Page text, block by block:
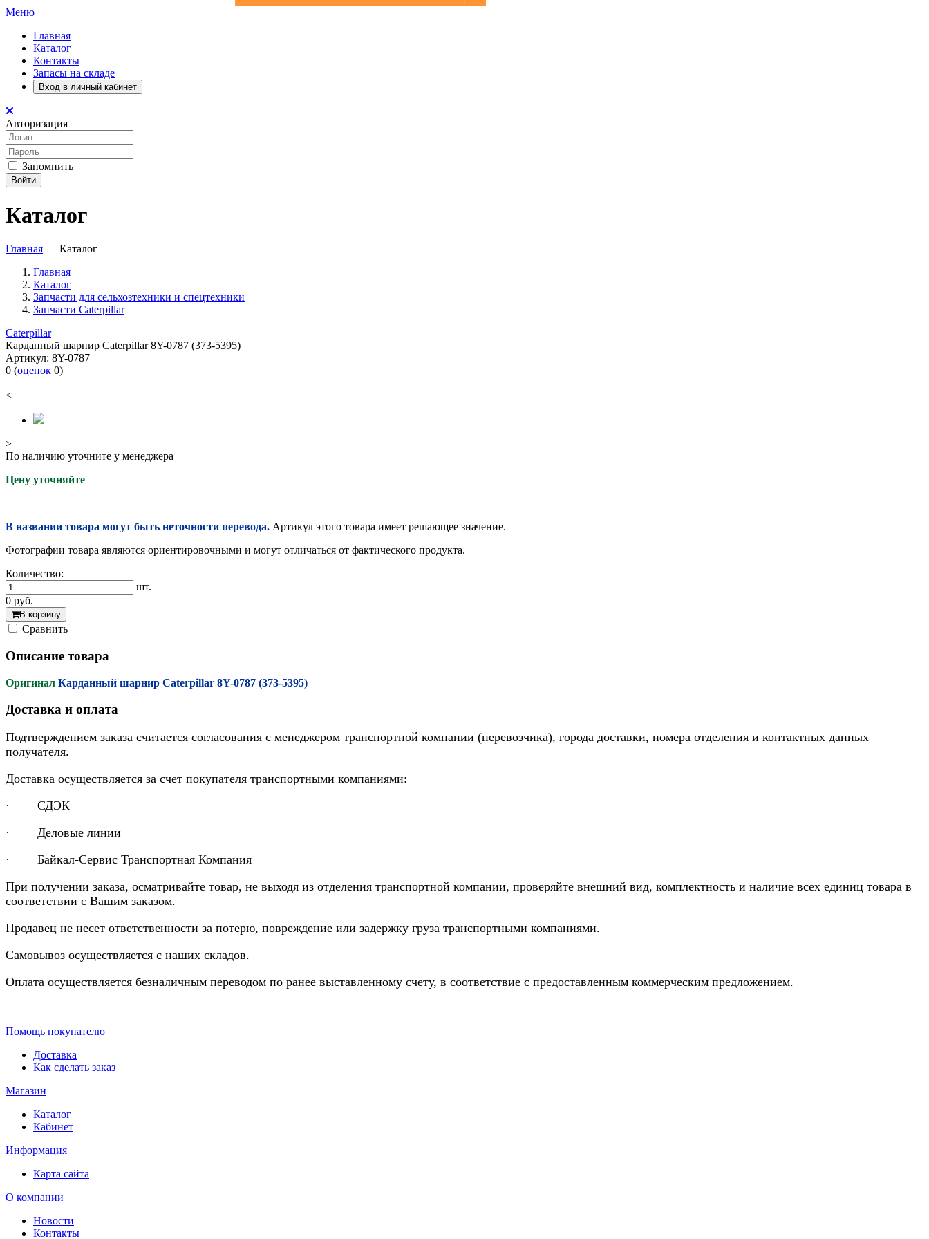
Меню
Главная
Каталог
Контакты
Запасы на складе
Вход в личный кабинет
Авторизация
Запомнить
Войти
Каталог
Главная — Каталог
Главная
Каталог
Запчасти для сельхозтехники и спецтехники
Запчасти Caterpillar
Caterpillar
Карданный шарнир Caterpillar 8Y-0787 (373-5395)
Артикул: 8Y-0787
0 (оценок 0)
<
>
По наличию уточните у менеджера
Цену уточняйте
В названии товара могут быть неточности перевода. Артикул этого товара имеет решающее значение.
Фотографии товара являются ориентировочными и могут отличаться от фактического продукта.
Количество:
шт.
0 руб.
В корзину
Cравнить
Описание товара
Оригинал Карданный шарнир Caterpillar 8Y-0787 (373-5395)
Доставка и оплата
Подтверждением заказа считается согласования с менеджером транспортной компании (перевозчика), города доставки, номера отделения и контактных данных
получателя.
Доставка осуществляется за счет покупателя транспортными компаниями:
· СДЭК
· Деловые линии
· Байкал-Сервис Транспортная Компания
При получении заказа, осматривайте товар, не выходя из отделения транспортной компании, проверяйте внешний вид, комплектность и наличие всех единиц товара в
соответствии с Вашим заказом.
Продавец не несет ответственности за потерю, повреждение или задержку груза транспортными компаниями.
Самовывоз осуществляется с наших складов.
Оплата осуществляется безналичным переводом по ранее выставленному счету, в соответствие с предоставленным коммерческим предложением.
Помощь покупателю
Доставка
Как сделать заказ
Магазин
Каталог
Кабинет
Информация
Карта сайта
О компании
Новости
Контакты